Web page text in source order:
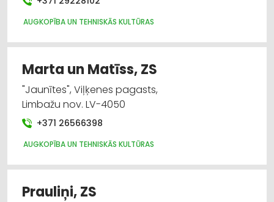
AUGKOPĪBA UN TEHNISKĀS KULTŪRAS
Marta un Matīss, ZS
"Jaunītes", Viļķenes pagasts,
Limbažu nov. LV-4050
+371 26566398
AUGKOPĪBA UN TEHNISKĀS KULTŪRAS
Prauliņi, ZS